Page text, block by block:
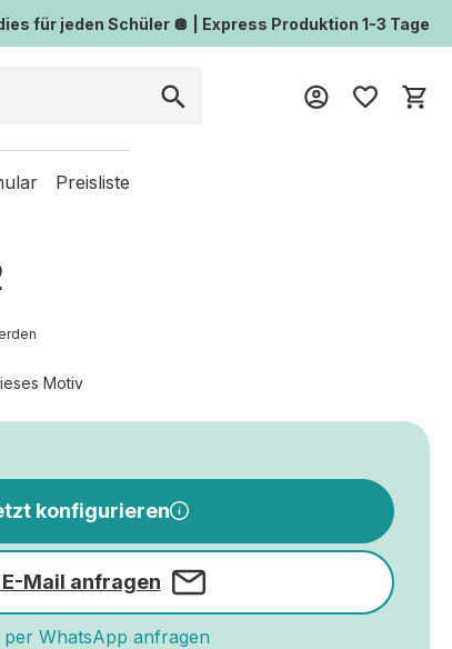
für jeden Schüler 🪩 | Express Produktion 1-3 Tage
Preisliste
Motiv
konfigurieren
Mail anfragen
WhatsApp anfragen